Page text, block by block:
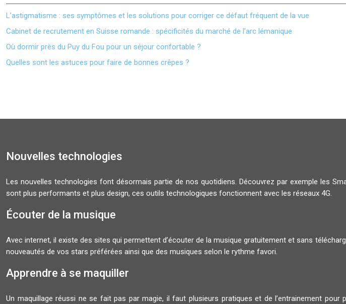
L’astigmatisme : ses symptômes et les solutions pour corriger ce défaut fréquent de la vue
Cabinet de recrutement en Suisse romande : spécificités du marché de l’arc lémanique
Où dormir près du Puy du Fou pour un séjour confortable ?
Quelles sont les astuces pour faire de bonnes crêpes ?
Nouvelles technologies
Les nouvelles technologies font désormais partie de nos quotidiens. Découvrez par exemple les
sont plus performants et plus design, ces outils technologiques fonctionnent avec les réseaux 4G.
Écouter de la musique
Avec internet, il existe des sites qui permettent d’écouter de la musique gratuitement et sans
nouveautés de vos stars préférées ainsi que des musiques selon le rythme favori.
Apprendre à se maquiller
Un maquillage réussi ne se fait pas par magie, il faut plusieurs pratiques et de l’entrainement